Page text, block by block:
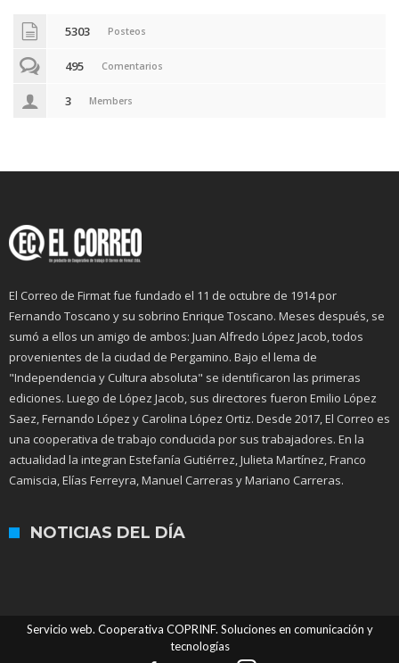
5303 Posteos
495 Comentarios
3 Members
El Correo de Firmat fue fundado el 11 de octubre de 1914 por
Fernando Toscano y su sobrino Enrique Toscano. Meses después, se
sumó a ellos un amigo de ambos: Juan Alfredo López Jacob, todos
provenientes de la ciudad de Pergamino. Bajo el lema de
"Independencia y Cultura absoluta" se identificaron las primeras
ediciones. Luego de López Jacob, sus directores fueron Emilio López
Saez, Fernando López y Carolina López Ortiz. Desde 2017, El Correo es
una cooperativa de trabajo conducida por sus trabajadores. En la
actualidad la integran Estefanía Gutiérrez, Julieta Martínez, Franco
Camiscia, Elías Ferreyra, Manuel Carreras y Mariano Carreras.
NOTICIAS DEL DÍA
Servicio web. Cooperativa COPRINF. Soluciones en comunicación y
tecnologías